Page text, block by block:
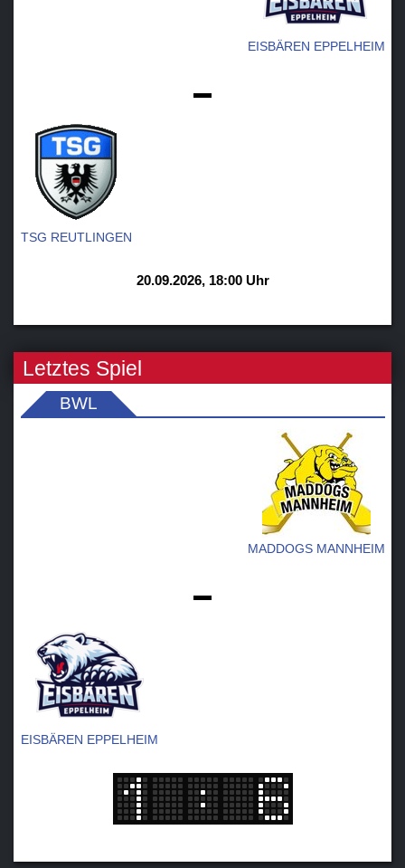
EISBÄREN EPPELHEIM
TSG REUTLINGEN
20.09.2026, 18:00 Uhr
Letztes Spiel
BWL
MADDOGS MANNHEIM
-
EISBÄREN EPPELHEIM